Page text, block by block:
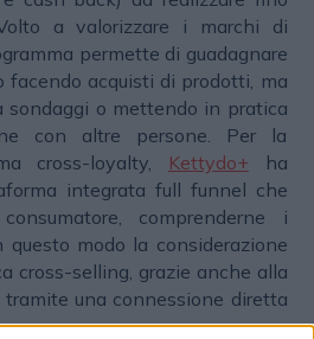
a valorizzare i marchi di
permette di guadagnare
facendo acquisti di prodotti, ma
sondaggi o mettendo in pratica
con altre persone. Per la
cross-loyalty,
Kettydo+ha
integrata full funnel che
comprenderne i
modo la considerazione
cross-selling, grazie anche alla
una connessione diretta